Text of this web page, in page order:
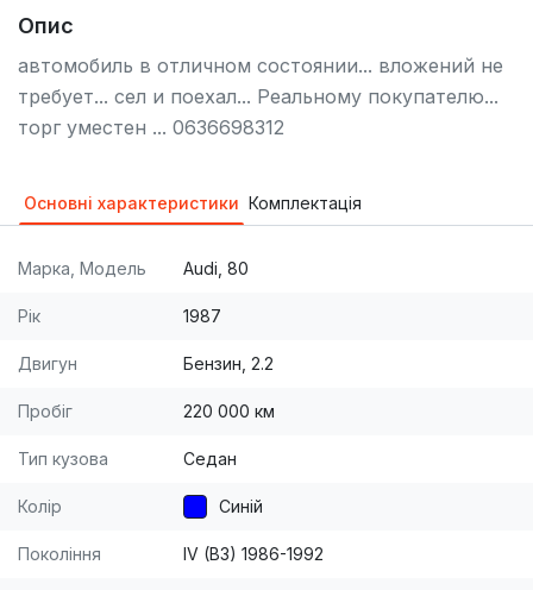
Опис
автомобиль в отличном состоянии... вложений не
требует... сел и поехал... Реальному покупателю...
торг уместен ... 0636698312
Основні характеристики Комплектація
Марка, Модель Audi, 80
Рік 1987
Двигун Бензин, 2.2
Пробіг 220 000 км
Тип кузова Седан
Колір Синій
Покоління IV (B3) 1986-1992